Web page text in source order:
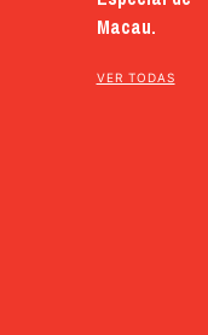
Macau.
VER TODAS